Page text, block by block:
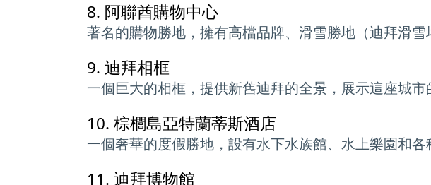
8. 阿聯酋購物中心
著名的購物勝地，擁有高檔品牌、滑雪勝地（迪拜滑雪
9. 迪拜相框
一個巨大的相框，提供新舊迪拜的全景，展示這座城市
10. 棕櫚島亞特蘭蒂斯酒店
一個奢華的度假勝地，設有水下水族館、水上樂園和各
11. 迪拜博物館